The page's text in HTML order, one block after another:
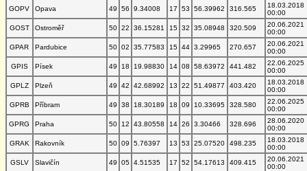
GOPV
Opava 49 56 9.34008 17 53 56.39962 316.565
18.03.2018
00:00
GOST
Ostroměř 50 22 36.15281 15 32 35.08948 320.509
20.06.2021
00:00
GPAR
Pardubice 50 02 35.77583 15 44 3.29965 270.657
20.06.2021
00:00
GPIS
Písek 49 18 19.98830 14 08 58.63972 441.482
22.06.2025
00:00
GPLZ
Plzeň 49 42 42.68992 13 22 51.49877 403.420
18.03.2018
00:00
GPRB
Příbram 49 38 18.30189 18 09 10.33695 328.580
22.06.2025
00:00
GPRG
Praha 50 12 43.80558 14 26 3.30466 328.696
28.06.2020
00:00
GRAK
Rakovník 50 09 5.76397 13 53 25.07520 498.235
18.03.2018
00:00
GSLV
Slavičín 49 05 4.51535 17 52 54.17613 409.415
20.06.2021
00:00